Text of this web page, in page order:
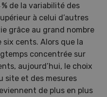
de la variabilité des
à celui d’autres
grâce au grand nombre
cents. Alors que la
concentrée sur
aujourd’hui, le choix
site et des mesures
de plus en plus